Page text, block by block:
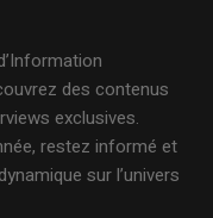
des contenus
exclusives.
restez informé et
sur l’univers